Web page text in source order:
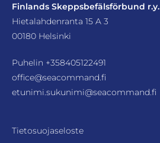
Finlands Skeppsbefälsförbund r.y.
Hietalahdenranta 15 A 3
00180 Helsinki
Puhelin +358405122491
office@seacommand.fi
etunimi.sukunimi@seacommand.fi
Tietosuojaseloste